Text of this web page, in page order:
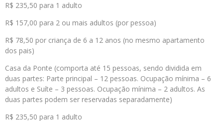
R$ 235,50 para 1 adulto
R$ 157,00 para 2 ou mais adultos (por pessoa)
R$ 78,50 por criança de 6 a 12 anos (no mesmo apartamento
dos pais)
Casa da Ponte (comporta até 15 pessoas, sendo dividida em
duas partes: Parte principal – 12 pessoas. Ocupação mínima – 6
adultos e Suíte – 3 pessoas. Ocupação mínima – 2 adultos. As
duas partes podem ser reservadas separadamente)
R$ 235,50 para 1 adulto